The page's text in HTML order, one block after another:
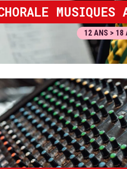
MUSIQUES
12 ANS > 18